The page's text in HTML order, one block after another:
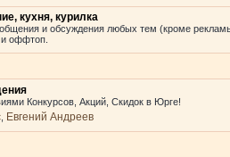
кухня, курилка
и обсуждения любых тем (кроме
оффтоп.
Конкурсов, Акций, Скидок в Юрге!
Евгений Андреев